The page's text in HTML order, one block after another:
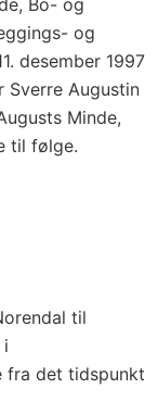
Bo- og
og
desember 1997
Sverre Augustin
Minde,
til følge.
til
i
fra det tidspunkt